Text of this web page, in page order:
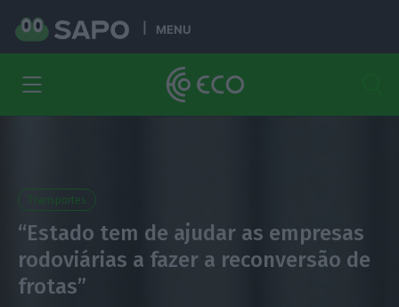
MENU
Transportes
“Estado tem de ajudar as empresas
rodoviárias a fazer a reconversão de
frotas”